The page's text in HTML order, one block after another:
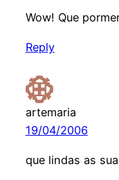
Wow! Que
Reply
artemaria
19/04/2006
que lindas as